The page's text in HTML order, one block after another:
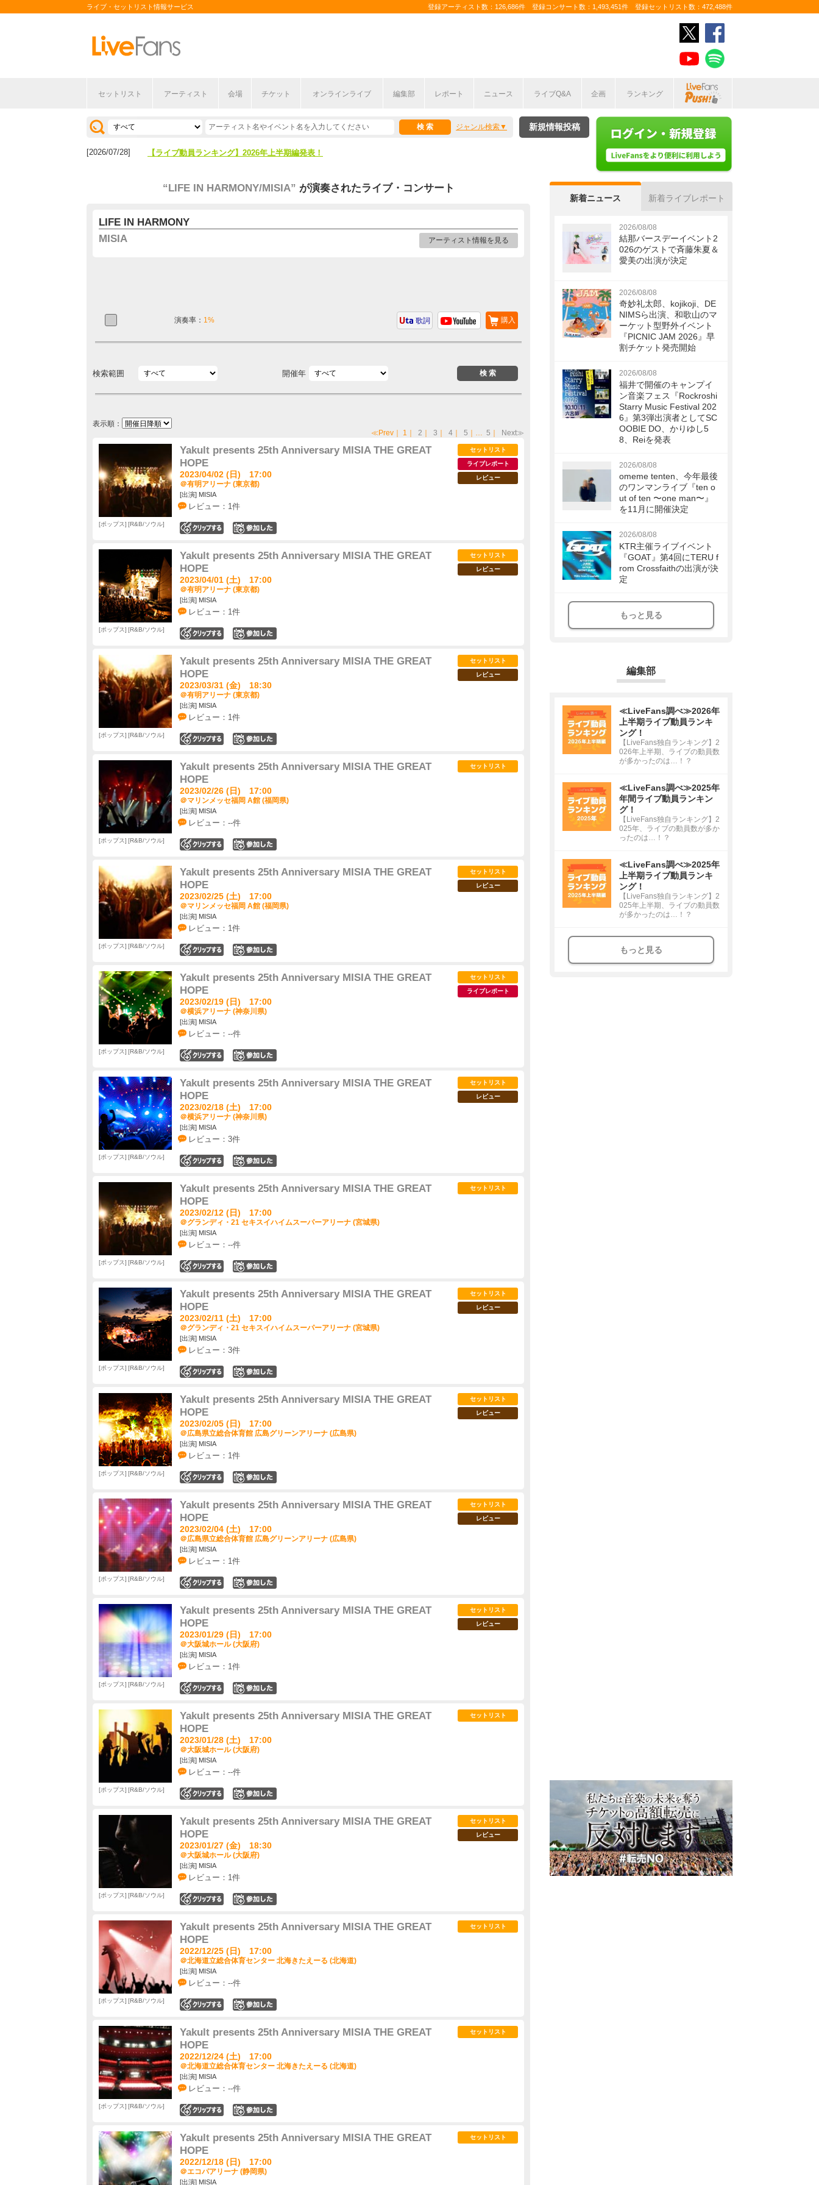
ライブ・セットリスト情報サービス 登録アーティスト数：126,686件 登録コンサート数：1,493,451件 登録セットリスト数：472,488件
セットリスト アーティスト 会場 チケット オンラインライブ 編集部 レポート ニュース ライブQ&A 企画 ランキング
ジャンル検索
[2026/04/27] 【フェス特集2026】フェス情報はここから！
[2026/07/28] 【ライブ動員ランキング】2026年上半期編発表！
新規情報投稿
“LIFE IN HARMONY/MISIA” が演奏されたライブ・コンサート
LIFE IN HARMONY
MISIA
アーティスト情報を見る
演奏率： 1% 購入
歌詞
検索範囲 開催年
表示順：
≪Prev ｜ 1 ｜ 2 ｜ 3 ｜ 4 ｜ 5 ｜… 5 ｜ Next≫
Yakult presents 25th Anniversary MISIA THE GREAT
HOPE
2023/04/02 (日) 17:00
＠有明アリーナ (東京都)
[出演] MISIA
レビュー：1件
セットリスト
ライブレポート
レビュー
ポップス R&B/ソウル
Yakult presents 25th Anniversary MISIA THE GREAT
HOPE
2023/04/01 (土) 17:00
＠有明アリーナ (東京都)
[出演] MISIA
レビュー：1件
セットリスト
レビュー
ポップス R&B/ソウル
Yakult presents 25th Anniversary MISIA THE GREAT
HOPE
2023/03/31 (金) 18:30
＠有明アリーナ (東京都)
[出演] MISIA
レビュー：1件
セットリスト
レビュー
ポップス R&B/ソウル
Yakult presents 25th Anniversary MISIA THE GREAT
HOPE
2023/02/26 (日) 17:00
＠マリンメッセ福岡 A館 (福岡県)
[出演] MISIA
レビュー：--件
セットリスト
ポップス R&B/ソウル
Yakult presents 25th Anniversary MISIA THE GREAT
HOPE
2023/02/25 (土) 17:00
＠マリンメッセ福岡 A館 (福岡県)
[出演] MISIA
レビュー：1件
セットリスト
レビュー
ポップス R&B/ソウル
Yakult presents 25th Anniversary MISIA THE GREAT
HOPE
2023/02/19 (日) 17:00
＠横浜アリーナ (神奈川県)
[出演] MISIA
レビュー：--件
セットリスト
ライブレポート
ポップス R&B/ソウル
Yakult presents 25th Anniversary MISIA THE GREAT
HOPE
2023/02/18 (土) 17:00
＠横浜アリーナ (神奈川県)
[出演] MISIA
レビュー：3件
セットリスト
レビュー
ポップス R&B/ソウル
Yakult presents 25th Anniversary MISIA THE GREAT
HOPE
2023/02/12 (日) 17:00
＠グランディ・21 セキスイハイムスーパーアリーナ (宮城県)
[出演] MISIA
レビュー：--件
セットリスト
ポップス R&B/ソウル
Yakult presents 25th Anniversary MISIA THE GREAT
HOPE
2023/02/11 (土) 17:00
＠グランディ・21 セキスイハイムスーパーアリーナ (宮城県)
[出演] MISIA
レビュー：3件
セットリスト
レビュー
ポップス R&B/ソウル
Yakult presents 25th Anniversary MISIA THE GREAT
HOPE
2023/02/05 (日) 17:00
＠広島県立総合体育館 広島グリーンアリーナ (広島県)
[出演] MISIA
レビュー：1件
セットリスト
レビュー
ポップス R&B/ソウル
Yakult presents 25th Anniversary MISIA THE GREAT
HOPE
2023/02/04 (土) 17:00
＠広島県立総合体育館 広島グリーンアリーナ (広島県)
[出演] MISIA
レビュー：1件
セットリスト
レビュー
ポップス R&B/ソウル
Yakult presents 25th Anniversary MISIA THE GREAT
HOPE
2023/01/29 (日) 17:00
＠大阪城ホール (大阪府)
[出演] MISIA
レビュー：1件
セットリスト
レビュー
ポップス R&B/ソウル
Yakult presents 25th Anniversary MISIA THE GREAT
HOPE
2023/01/28 (土) 17:00
＠大阪城ホール (大阪府)
[出演] MISIA
レビュー：--件
セットリスト
ポップス R&B/ソウル
Yakult presents 25th Anniversary MISIA THE GREAT
HOPE
2023/01/27 (金) 18:30
＠大阪城ホール (大阪府)
[出演] MISIA
レビュー：1件
セットリスト
レビュー
ポップス R&B/ソウル
Yakult presents 25th Anniversary MISIA THE GREAT
HOPE
2022/12/25 (日) 17:00
＠北海道立総合体育センター 北海きたえーる (北海道)
[出演] MISIA
レビュー：--件
セットリスト
ポップス R&B/ソウル
Yakult presents 25th Anniversary MISIA THE GREAT
HOPE
2022/12/24 (土) 17:00
＠北海道立総合体育センター 北海きたえーる (北海道)
[出演] MISIA
レビュー：--件
セットリスト
ポップス R&B/ソウル
Yakult presents 25th Anniversary MISIA THE GREAT
HOPE
2022/12/18 (日) 17:00
＠エコパアリーナ (静岡県)
[出演] MISIA
セットリスト
新着ニュース 新着ライブレポート
2026/08/08
結那バースデーイベント2
026のゲストで斉藤朱夏＆
愛美の出演が決定
2026/08/08
奇妙礼太郎、kojikoji、DE
NIMSら出演、和歌山のマ
ーケット型野外イベント
『PICNIC JAM 2026』早
割チケット発売開始
2026/08/08
福井で開催のキャンプイ
ン音楽フェス『Rockroshi
Starry Music Festival 202
6』第3弾出演者としてSC
OOBIE DO、かりゆし5
8、Reiを発表
2026/08/08
omeme tenten、今年最後
のワンマンライブ『ten o
ut of ten 〜one man〜』
を11月に開催決定
2026/08/08
KTR主催ライブイベント
『GOAT』第4回にTERU f
rom Crossfaithの出演が決
定
もっと見る
編集部
≪LiveFans調べ≫2026年
上半期ライブ動員ランキ
ング！
【LiveFans独自ランキング】2
026年上半期、ライブの動員数
が多かったのは…！？
≪LiveFans調べ≫2025年
年間ライブ動員ランキン
グ！
【LiveFans独自ランキング】2
025年、ライブの動員数が多か
ったのは…！？
≪LiveFans調べ≫2025年
上半期ライブ動員ランキ
ング！
【LiveFans独自ランキング】2
025年上半期、ライブの動員数
が多かったのは…！？
もっと見る